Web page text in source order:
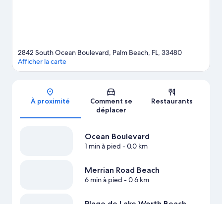
Carte
2842 South Ocean Boulevard, Palm Beach, FL, 33480
Afficher la carte
À proximité
Comment se
déplacer
Restaurants
Ocean Boulevard
1 min à pied - 0.0 km
Merrian Road Beach
6 min à pied - 0.6 km